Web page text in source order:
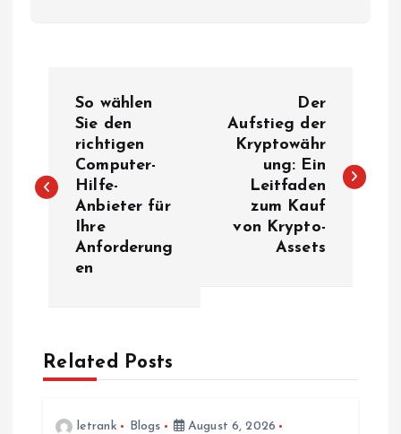
s
v
So wählen
Sie den
richtigen
Computer-
Hilfe-
Anbieter für
Ihre
Anforderung
en
Der
Aufstieg der
Kryptowähr
ung: Ein
Leitfaden
zum Kauf
von Krypto-
Assets
Related Posts
letrank Blogs
August 6, 2026